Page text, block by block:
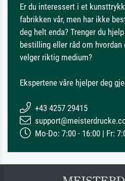
Er du interessert i et
fabrikken vår, men har ikke
deg helt enda? Trenger du
bestilling eller råd om hvordan
velger riktig medium?
Ekspertene våre hjelper deg
+43 4257 29415
Mo-Do: 7:00 - 16:00 | Fr: